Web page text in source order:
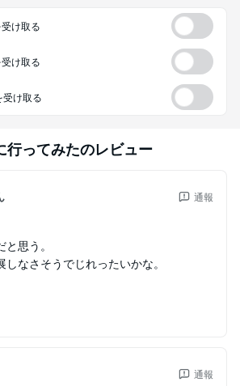
け取る
け取る
受け取る
行ってみたのレビュー
通報
思う。
なさそうでじれったいかな。
通報